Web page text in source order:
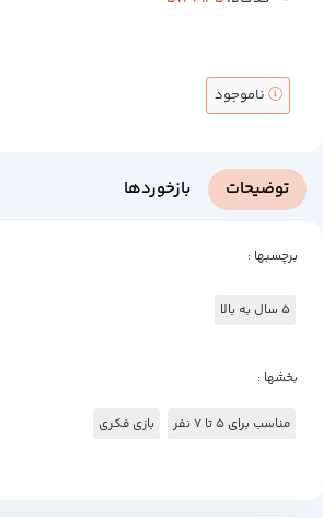
ناموجود
توضیحات بازخوردها
برچسبها :
5 سال به بالا
بخشها :
مناسب برای 5 تا 7 نفر بازی فکری